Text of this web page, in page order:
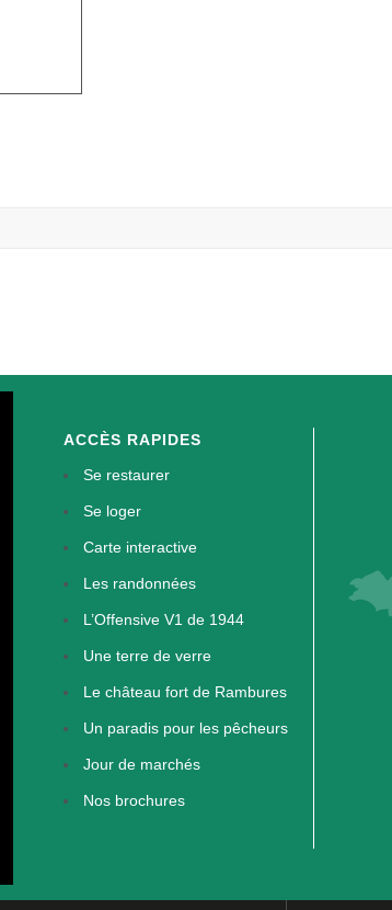
ACCÈS RAPIDES
Se restaurer
Se loger
Carte interactive
Les randonnées
L’Offensive V1 de 1944
Une terre de verre
Le château fort de Rambures
Un paradis pour les pêcheurs
Jour de marchés
Nos brochures